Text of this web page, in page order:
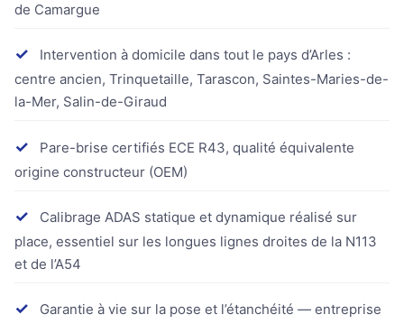
de Camargue
✓
Intervention à domicile dans tout le pays d’Arles :
centre ancien, Trinquetaille, Tarascon, Saintes-Maries-de-
la-Mer, Salin-de-Giraud
✓
Pare-brise certifiés ECE R43, qualité équivalente
origine constructeur (OEM)
✓
Calibrage ADAS statique et dynamique réalisé sur
place, essentiel sur les longues lignes droites de la N113
et de l’A54
✓
Garantie à vie sur la pose et l’étanchéité — entreprise